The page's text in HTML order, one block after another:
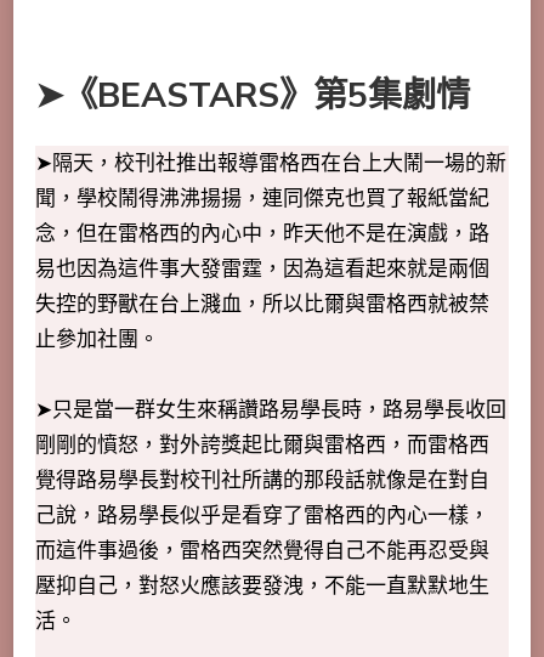
➤《BEASTARS》第5集劇情
➤隔天，校刊社推出報導雷格西在台上大鬧一場的新
聞，學校鬧得沸沸揚揚，連同傑克也買了報紙當紀
念，但在雷格西的內心中，昨天他不是在演戲，路
易也因為這件事大發雷霆，因為這看起來就是兩個
失控的野獸在台上濺血，所以比爾與雷格西就被禁
止參加社團。
➤只是當一群女生來稱讚路易學長時，路易學長收回
剛剛的憤怒，對外誇獎起比爾與雷格西，而雷格西
覺得路易學長對校刊社所講的那段話就像是在對自
己說，路易學長似乎是看穿了雷格西的內心一樣，
而這件事過後，雷格西突然覺得自己不能再忍受與
壓抑自己，對怒火應該要發洩，不能一直默默地生
活。